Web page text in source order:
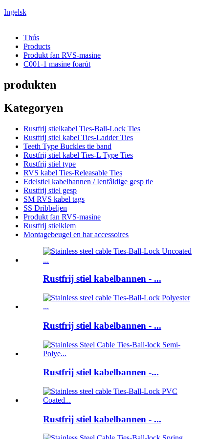
Ingelsk
Thús
Products
Produkt fan RVS-masine
C001-1 masine foarút
produkten
Kategoryen
Rustfrij stielkabel Ties-Ball-Lock Ties
Rustfrij stiel kabel Ties-Ladder Ties
Teeth Type Buckles tie band
Rustfrij stiel kabel Ties-L Type Ties
Rustfrij stiel type
RVS kabel Ties-Releasable Ties
Edelstiel kabelbannen / Ienfâldige gesp tie
Rustfrij stiel gesp
SM RVS kabel tags
SS Dribbeljen
Produkt fan RVS-masine
Rustfrij stielklem
Montagebeugel en har accessoires
Rustfrij stiel kabelbannen - ...
Rustfrij stiel kabelbannen - ...
Rustfrij stiel kabelbannen -...
Rustfrij stiel kabelbannen - ...